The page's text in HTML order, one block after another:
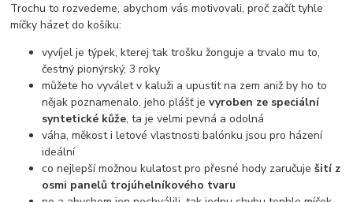
Trochu to rozvedeme, abychom vás motivovali, proč začít tyhle
míčky házet do košíku:
vyvíjel je týpek, kterej tak trošku žonguje a trvalo mu to,
čestný pionýrský, 3 roky
můžete ho vyválet v kaluži a upustit na zem aniž by ho to
nějak poznamenalo, jeho plášť jevyroben ze speciální
syntetické kůže, ta je velmi pevná a odolná
váha, měkost i letové vlastnosti balónku jsou pro házení
ideální
co nejlepší možnou kulatost pro přesné hody zaručuješití z
osmi panelů trojúhelníkového tvaru